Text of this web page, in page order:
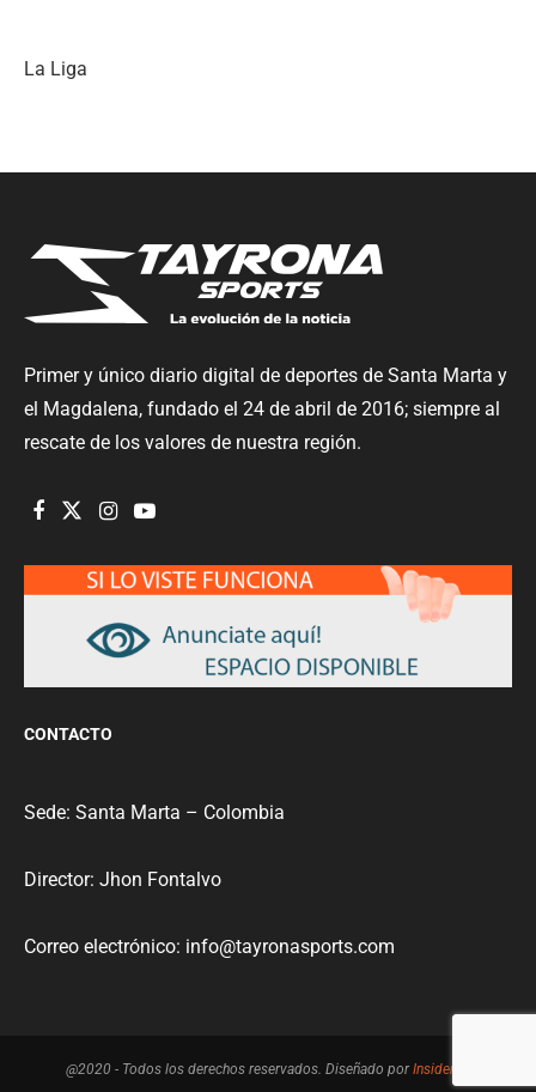
La Liga
Primer y único diario digital de deportes de Santa Marta y
el Magdalena, fundado el 24 de abril de 2016; siempre al
rescate de los valores de nuestra región.
CONTACTO
Sede: Santa Marta – Colombia
Director: Jhon Fontalvo
Correo electrónico: info@tayronasports.com
@2020 - Todos los derechos reservados. Diseñado por InsiderVS